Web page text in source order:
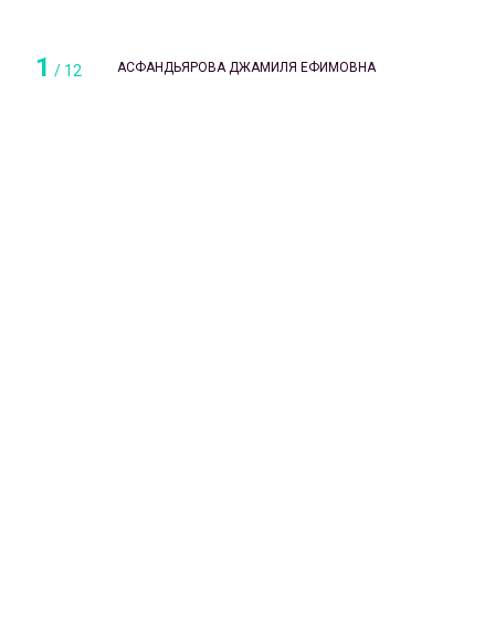
1 / 12 АСФАНДЬЯРОВА ДЖАМИЛЯ ЕФИМОВНА